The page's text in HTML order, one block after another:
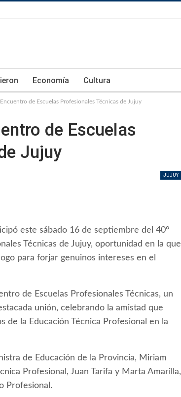
Economía Cultura
de Escuelas Profesionales Técnicas de Jujuy
de Escuelas
Jujuy
JUJUY
este sábado 16 de septiembre del 40°
Técnicas de Jujuy, oportunidad en la que
para forjar genuinos intereses en el
de Escuelas Profesionales Técnicas, un
unión, celebrando la amistad que
la Educación Técnica Profesional en la
de Educación de la Provincia, Miriam
Profesional, Juan Tarifa y Marta Amarilla,
Profesional.